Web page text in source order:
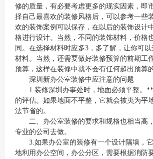
修的质量，有必要考虑更多的现实因素，即
择自己最喜欢的装修风格后，可以参考一些
欢的装饰案例可以保存，在以后的装饰设计
格进行设计。当然，不同的装饰材料，价格
同。在选择材料时应多3，多了解，让你可
材料。当然，还需要做好装修预算的前期工
预算，这样在装修中就不会有任何超出预算
深圳新办公室装修中应注意的问题
1.装修深圳办事处时，地面必须平整。
的评估。如果地面不平整，它就会被夷为平
法节省的。
二、办公室装修的要求和规格也相当高
专业的公司去做。
3.如果办公室的装修有一个设计隔墙，
地利用办公空间，办公分区，需要根据消防